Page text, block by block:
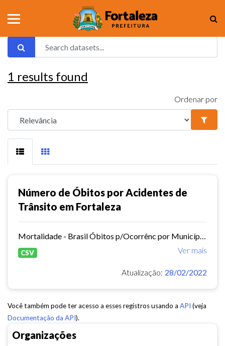
Organizações
1 results found
Ordenar por
Número de Óbitos por Acidentes de
Trânsito em Fortaleza
Ver mais
CSV
Atualização: 28/02/2022
Você também pode ter acesso a esses registros usando a API (veja
Documentação da API).